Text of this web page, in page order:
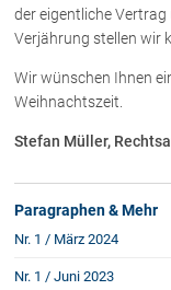
Dr. Stefan Müller
Dr. Petra Piccolruaz
Mag. Patrick
Dr. Roland Piccolruaz †
Mag. Raphaela Klotz
Rechtsnews
der eigentliche
Verjährung stellen wir
Wir wünschen Ihnen
Weihnachtszeit.
Stefan Müller,
Paragraphen & Mehr
Nr. 1 / März 2024
Nr. 1 / Juni 2023